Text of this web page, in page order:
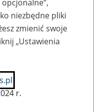
niezbędne pliki
zmienić swoje
„Ustawienia
r.